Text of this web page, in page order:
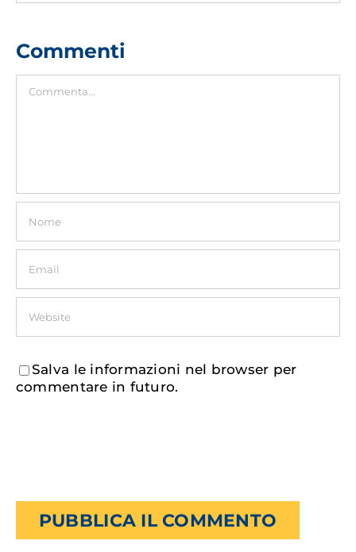
Commenti
Salva le informazioni nel browser per
commentare in futuro.